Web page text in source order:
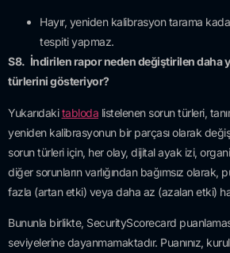
Hayır, yeniden kalibrasyon tarama
tespiti yapmaz.
S8. İndirilen rapor neden değiştirilen daha
türlerini gösteriyor?
Yukarıdakitabloda listelenen sorun türleri,
yeniden kalibrasyonun bir parçası olarak
sorun türleri için, her olay, dijital ayak izi,
diğer sorunların varlığından bağımsız olarak,
fazla (artan etki) veya daha az (azalan etki)
Bununla birlikte, SecurityScorecard
seviyelerine dayanmamaktadır. Puanınız,